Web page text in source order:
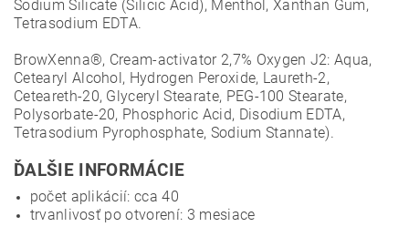
Sodium Silicate (Silicic Acid), Menthol, Xanthan Gum,
Tetrasodium EDTA.
BrowXenna®, Cream-activator 2,7% Oxygen J2: Aqua,
Cetearyl Alcohol, Hydrogen Peroxide, Laureth-2,
Ceteareth-20, Glyceryl Stearate, PEG-100 Stearate,
Polysorbate-20, Phosphoric Acid, Disodium EDTA,
Tetrasodium Pyrophosphate, Sodium Stannate).
ĎALŠIE INFORMÁCIE
počet aplikácií: cca 40
trvanlivosť po otvorení: 3 mesiace